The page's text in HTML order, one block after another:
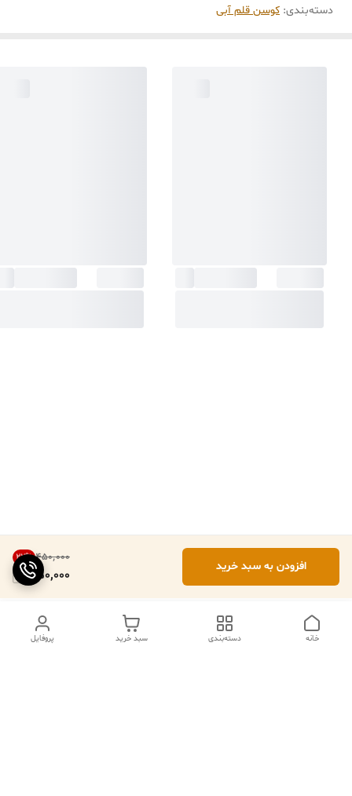
۴۵۰٬۰۰۰ 22%
350,000
افزودن به سبد خرید
دسته‌بندی: کوسن قلم آبی
پروفایل سبد خرید دسته‌بندی خانه